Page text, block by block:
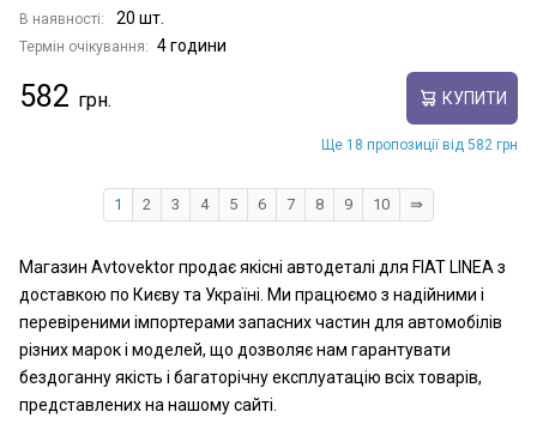
В наявності: 20 шт.
Термін очікування: 4 години
582 КУПИТИ
Ще 18 пропозиції від 582 грн
1 2 3 4 5 6 7 8 9 10 ⇛
Магазин Avtovektor продає якісні автодеталі для FIAT LINEA з
доставкою по Києву та Україні. Ми працюємо з надійними і
перевіреними імпортерами запасних частин для автомобілів
різних марок і моделей, що дозволяє нам гарантувати
бездоганну якість і багаторічну експлуатацію всіх товарів,
представлених на нашому сайті.